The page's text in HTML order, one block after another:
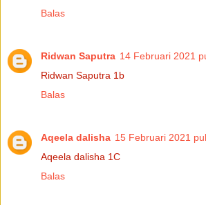
Balas
Ridwan Saputra 14 Februari 2021
Ridwan Saputra 1b
Balas
Aqeela dalisha 15 Februari 2021
Aqeela dalisha 1C
Balas